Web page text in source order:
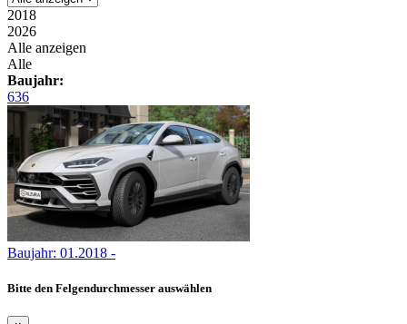
2018
2026
Alle anzeigen
Alle
Baujahr:
636
Baujahr: 01.2018 -
Bitte den Felgendurchmesser auswählen